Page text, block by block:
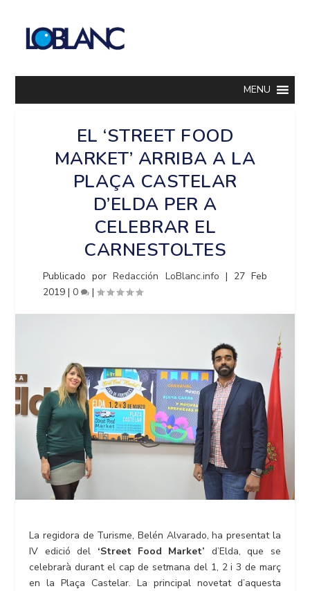
MENU
EL ‘STREET FOOD
MARKET’ ARRIBA A LA
PLAÇA CASTELAR
D’ELDA PER A
CELEBRAR EL
CARNESTOLTES
Publicado porRedacción LoBlanc.info | 27 Feb
2019 |0 |
La regidora de Turisme, Belén Alvarado, ha presentat la
IV edició del ‘Street Food Market’ d’Elda, que se
celebrarà durant el cap de setmana del 1, 2 i 3 de març
en la Plaça Castelar. La principal novetat d’aquesta